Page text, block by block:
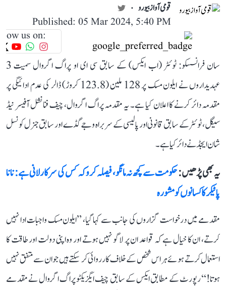
قومی آواز بیورو
Published: 05 Mar 2024, 5:40 PM
us on:
سان فرانسسکو: ٹوئٹر (اب ایکس) کے سابق سی ای او پراگ اگروال سمیت 3
عہدیداروں نے ایلون مسک پر 128 ملین (123.8 کروڑ) ڈالر کی عدم ادائیگی پر
مقدمہ دائر کرنے کا اعلان کیا ہے۔ یہ مقدمہ پراگ اگروال، چیف فنانشل آفیسر نیڈ
سیگل، ٹوئٹر کے سابق قانونی اور پالیسی کے سربراہ وجے گڈے اور سابق جنرل کونسل
شان ایجڈ نے دائر کیا ہے۔
یہ بھی پڑھیں :حکومت سے کچھ نہ مانگو، فیصلہ کرو کہ کس کی سرکار لانی ہے: نانا
پاٹیکر کا کسانوں کو مشورہ
مقدمے میں درخواست گزاروں کی جانب سے کہا گیا، ’’ایلون مسک واجبات ادا نہیں
کرتے، ان کا خیال ہے کہ قواعد ان پر لاگو نہیں ہوتے اور وہ اپنی دولت اور طاقت کا
استعمال کرتے ہوئے ہر اس شخص کے خلاف کارروائی کر سکتے ہیں جو ان سے متفق نہیں
ہوتا!‘‘ رپورٹ کے مطابق ایکس کے سابق چیف ایگزیکٹو پراگ اگروال نے مقدمے